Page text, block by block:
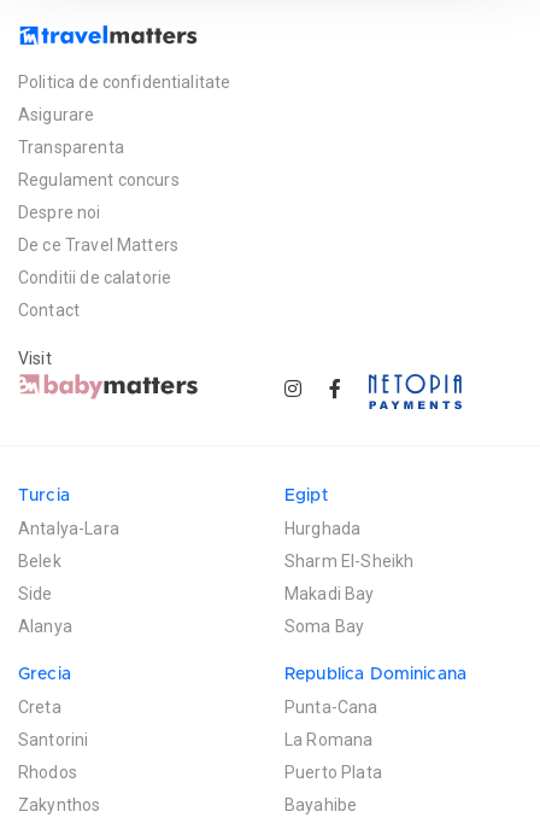
Politica de confidentialitate
Asigurare
Transparenta
Regulament concurs
Despre noi
De ce Travel Matters
Conditii de calatorie
Contact
Visit
Turcia
Antalya-Lara
Belek
Side
Alanya
Egipt
Hurghada
Sharm El-Sheikh
Makadi Bay
Soma Bay
Grecia
Creta
Santorini
Rhodos
Zakynthos
Republica Dominicana
Punta-Cana
La Romana
Puerto Plata
Bayahibe